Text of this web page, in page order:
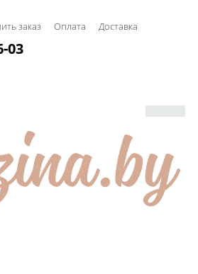
заказ Оплата Доставка
03